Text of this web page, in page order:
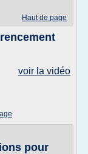
Haut de page
voir la vidéo
pour